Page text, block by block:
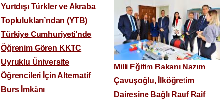
Yurtdışı Türkler ve Akraba
Toplulukları’ndan (YTB)
Türkiye Cumhuriyeti’nde
Öğrenim Gören KKTC
Uyruklu Üniversite
Öğrencileri İçin Alternatif
Burs İmkânı
Milli Eğitim Bakanı Nazım
Çavuşoğlu, İlköğretim
Dairesine Bağlı Rauf Raif